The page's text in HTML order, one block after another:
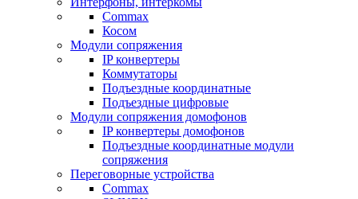
Commax
Косом
Модули сопряжения
IP конвертеры
Коммутаторы
Подъездные координатные
Подъездные цифровые
Модули сопряжения домофонов
IP конвертеры домофонов
Подъездные координатные модули
сопряжения
Переговорные устройства
Commax